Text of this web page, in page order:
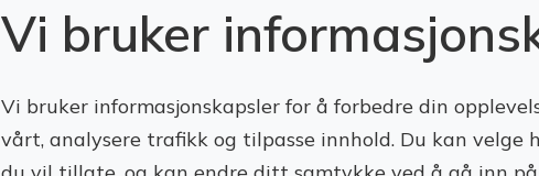
Kjeveortopedi
Konserverende
Perio
Protetikk
Roterende
Vi bruker
Vi bruker informasjonskapsler for å forbedre din
vårt, analysere trafikk og tilpasse innhold. Du kan velge